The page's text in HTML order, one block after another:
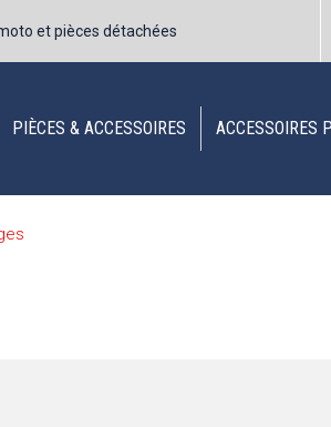
et pièces détachées
PIÈCES & ACCESSOIRES ACCESSOIRES